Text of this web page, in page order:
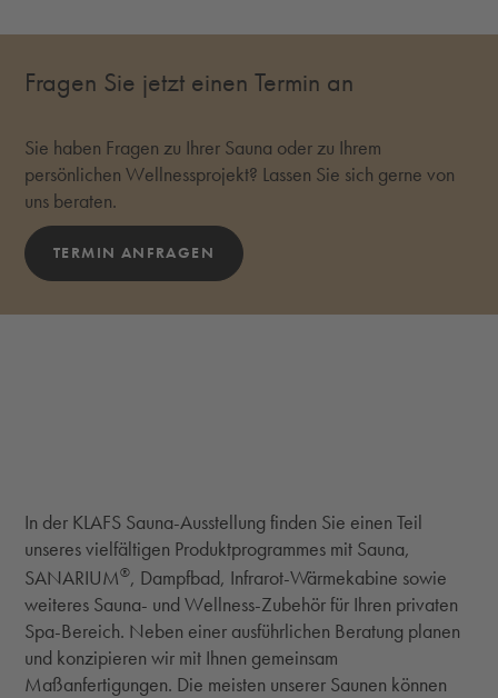
Fragen Sie jetzt einen Termin an
Sie haben Fragen zu Ihrer Sauna oder zu Ihrem
persönlichen Wellnessprojekt? Lassen Sie sich gerne von
uns beraten.
TERMIN ANFRAGEN
In der KLAFS Sauna-Ausstellung finden Sie einen Teil
unseres vielfältigen Produktprogrammes mit Sauna,
SANARIUM®, Dampfbad, Infrarot-Wärmekabine sowie
weiteres Sauna- und Wellness-Zubehör für Ihren privaten
Spa-Bereich. Neben einer ausführlichen Beratung planen
und konzipieren wir mit Ihnen gemeinsam
Maßanfertigungen. Die meisten unserer Saunen können